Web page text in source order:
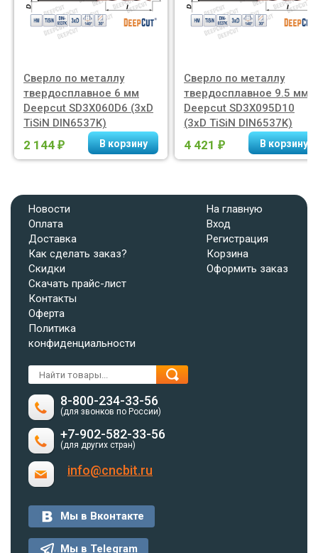
Сверло по металлу
твердосплавное 6 мм
Deepcut SD3X060D6 (3xD
TiSiN DIN6537K)
2 144 ₽
Сверло по металлу
твердосплавное 9.5 мм
Deepcut SD3X095D10
(3xD TiSiN DIN6537K)
4 421 ₽
Новости
Оплата
Доставка
Как сделать заказ?
Скидки
Скачать прайс-лист
Контакты
Оферта
Политика
конфиденциальности
На главную
Вход
Регистрация
Корзина
Оформить заказ
8-800-234-33-56
(для звонков по России)
+7-902-582-33-56
(для других стран)
info@cncbit.ru
Мы в Вконтакте
Мы в Telegram